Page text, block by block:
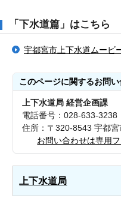
「下水道篇」はこちら
宇都宮市上下水道ムービ
このページに関するお問
上下水道局 経営企画課
電話番号：028-633-
住所：〒320-8543 宇都宮
お問い合わせは専用
上下水道局